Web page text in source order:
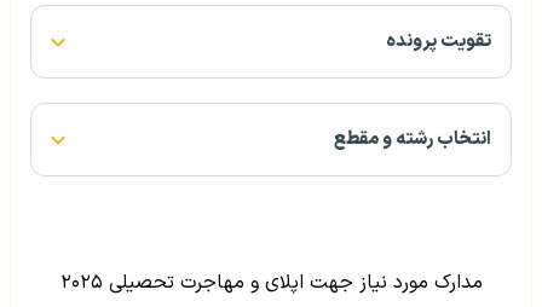
تقویت پرونده
انتخاب رشته و مقطع
مدارک مورد نیاز جهت اپلای و مهاجرت تحصیلی ۲۰۲۵